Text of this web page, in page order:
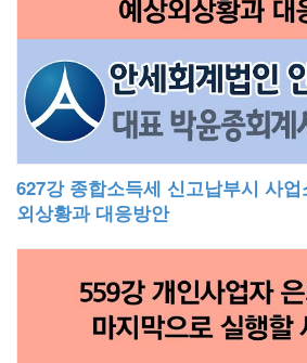
627강 종합소득세 신고납부시 사
외상황과 대응방안